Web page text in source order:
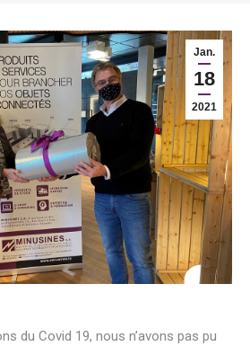
Jan.
18
2021
du Covid 19, nous n’avons pas pu